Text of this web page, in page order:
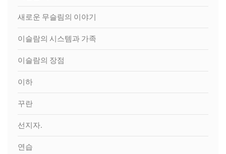
새로운 무슬림의 이야기
이슬람의 시스템과 가족
이슬람의 장점
이하
꾸란
선지자.
연습